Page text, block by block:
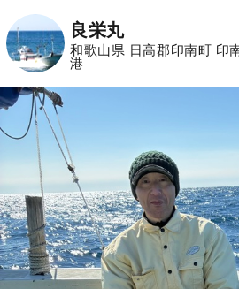
良栄丸
和歌山県 日高郡印南町 印
港